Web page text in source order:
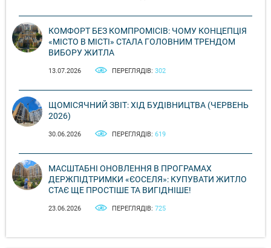
КОМФОРТ БЕЗ КОМПРОМІСІВ: ЧОМУ КОНЦЕПЦІЯ
«МІСТО В МІСТІ» СТАЛА ГОЛОВНИМ ТРЕНДОМ
ВИБОРУ ЖИТЛА
13.07.2026 ПЕРЕГЛЯДІВ: 302
ЩОМІСЯЧНИЙ ЗВІТ: ХІД БУДІВНИЦТВА (ЧЕРВЕНЬ
2026)
30.06.2026 ПЕРЕГЛЯДІВ: 619
МАСШТАБНІ ОНОВЛЕННЯ В ПРОГРАМАХ
ДЕРЖПІДТРИМКИ «ЄОСЕЛЯ»: КУПУВАТИ ЖИТЛО
СТАЄ ЩЕ ПРОСТІШЕ ТА ВИГІДНІШЕ!
23.06.2026 ПЕРЕГЛЯДІВ: 725